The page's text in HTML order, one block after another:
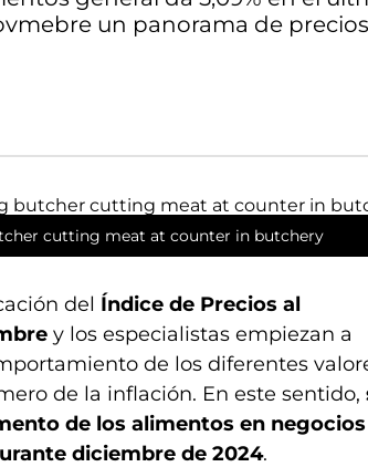
un panorama de
cutting meat at counter in butchery
del Índice de Precios al
y los especialistas empiezan a
de los diferentes
de la inflación. En este sentido,
de los alimentos en
diciembre de 2024.